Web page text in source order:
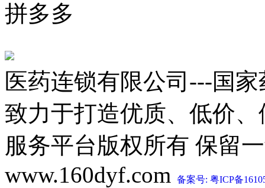
拼多多
医药连锁有限公司---国
致力于打造优质、低价
服务平台版权所有 保留
www.160dyf.com
备案号: 粤ICP备